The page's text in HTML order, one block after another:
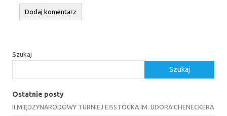
Szukaj
Szukaj
Ostatnie posty
II MIĘDZYNARODOWY TURNIEJ EISSTOCKA IM. UDORAICHENECKERA